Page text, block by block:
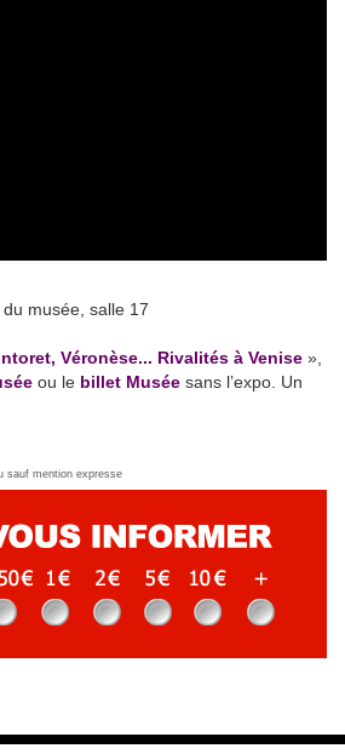
musée, salle 17
Véronèse... Rivalités à Venise »,
ou le billet Musée sans l’expo. Un
sauf mention expresse